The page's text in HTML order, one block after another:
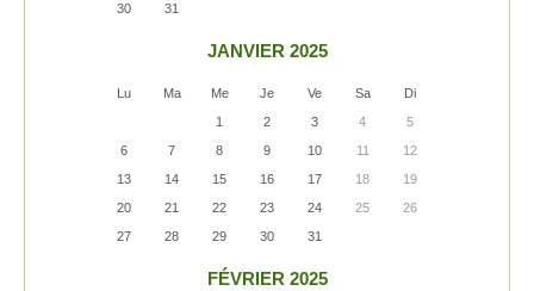
30
31
JANVIER 2025
Lu Ma Me Je Ve Sa
Di
1
2 3 4
5
6
7 8 9 10 11
12
13
14 15 16 17 18
19
20
21 22 23 24 25
26
27
28 29 30 31
FÉVRIER 2025